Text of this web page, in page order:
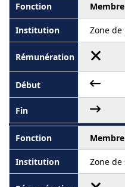
Zone de
Zone de